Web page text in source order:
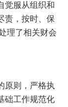
觉服从组织和
责，按时、保
理了相关财会
原则，严格执
础工作规范化